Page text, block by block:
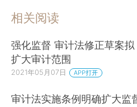
相关阅读
强化监督 审计法修正草案拟
扩大审计范围
2021年05月07日 APP打开
审计法实施条例明确扩大监